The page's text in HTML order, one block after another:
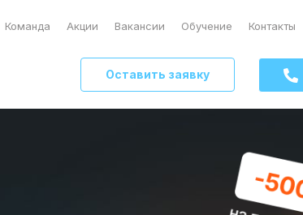
Команда Акции Вакансии Обучение Контакты
Оставить заявку